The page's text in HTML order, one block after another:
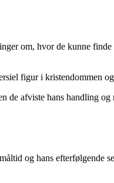
om, hvor de kunne finde
figur i kristendommen
afviste hans handling og
og hans efterfølgende